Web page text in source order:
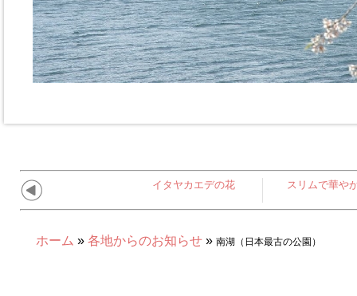
イタヤカエデの花 スリムで華や
ホーム » 各地からのお知らせ » 南湖（日本最古の公園）